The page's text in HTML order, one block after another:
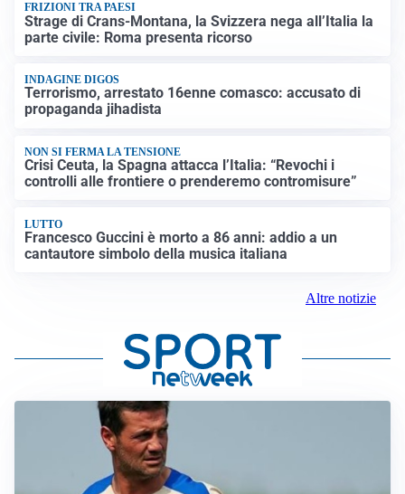
FRIZIONI TRA PAESI
Strage di Crans-Montana, la Svizzera nega all’Italia la
parte civile: Roma presenta ricorso
INDAGINE DIGOS
Terrorismo, arrestato 16enne comasco: accusato di
propaganda jihadista
NON SI FERMA LA TENSIONE
Crisi Ceuta, la Spagna attacca l’Italia: “Revochi i
controlli alle frontiere o prenderemo contromisure”
LUTTO
Francesco Guccini è morto a 86 anni: addio a un
cantautore simbolo della musica italiana
Altre notizie